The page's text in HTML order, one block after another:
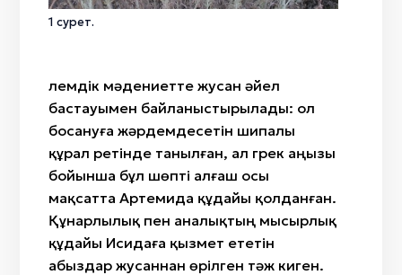
Қымыз мұрындық
1 сурет.
Әлемдік мәдениетте жусан әйел
бастауымен байланыстырылады: ол
босануға жәрдемдесетін шипалы
құрал ретінде танылған, ал грек аңызы
бойынша бұл шөпті алғаш осы
мақсатта Артемида құдайы қолданған.
Құнарлылық пен аналықтың мысырлық
құдайы Исидаға қызмет ететін
абыздар жусаннан өрілген тәж киген.